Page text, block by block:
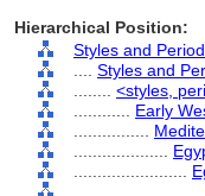
Hierarchical Position:
Styles and
Styles and
<styles,
Early